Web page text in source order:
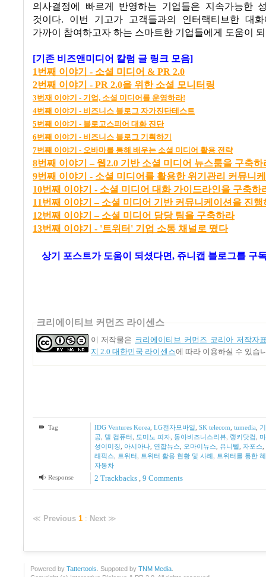
의사결정에 빠르게 반영하는 기업들은 지속가능한
것이다. 이번 기고가 고객들과의 인터랙티브한 대
가까이 참여하고자 하는 스마트한 기업들에게 도움이
[기존 비즈앤미디어 칼럼 글 링크 모음]
1번째 이야기 - 소셜 미디어 & PR 2.0
2번째 이야기 - PR 2.0을 위한 소셜 모니터링
3번재 이야기 - 기업, 소셜 미디어를 운영하라!
4번째 이야기 - 비즈니스 블로그 자가진단테스트
5번째 이야기 - 블로고스피어 대화 진단
6번째 이야기 - 비즈니스 블로그 기획하기
7번째 이야기 - 오바마를 통해 배우는 소셜 미디어 활용 전략
8번째 이 야기 – 웹2.0 기 반 소셜 미 디어 뉴스룸을 구축하
9번째 이야기 - 소셜 미디어를 활용한 위기관리 커뮤니
10번째 이야기 - 소셜 미디어 대화 가이드라인을 구축하
11번째 이 야기 – 소셜 미 디어 기 반 커 뮤니 케 이 션을 진행
12번째 이 야기 – 소셜 미 디어 담당 팀을 구축하라
13번째 이야기 - '트위터' 기업 소통 채널로 떴다
상기 포스트가 도움이 되셨다면, 쥬니캡 블로그를 구
크리에이티브 커먼즈 라이센스
이 저작물은 크리에이티브 커먼즈 코리아 저작자
지 2.0 대한민국 라이센스에 따라 이용하실 수 있습
Tag IDG Ventures Korea, LG전자모바일, SK telecom, tumedia,
공, 델 컴퓨터, 도미노 피자, 동아비즈니스리뷰, 랭키닷컴,
성이미징, 아시아나, 연합뉴스, 오마이뉴스, 유니텔, 자포스,
래픽스, 트위터, 트위터 활용 현황 및 사례 , 트위터를 통한
자동차
Response
2 Trackbacks 9 Comments
≪ Previous 1 : Next ≫
Powered by Tattertools . Suppoted by TNM Media